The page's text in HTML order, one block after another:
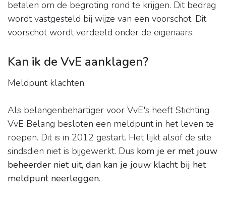
betalen om de begroting rond te krijgen. Dit bedrag
wordt vastgesteld bij wijze van een voorschot. Dit
voorschot wordt verdeeld onder de eigenaars.
Kan ik de VvE aanklagen?
Meldpunt klachten
Als belangenbehartiger voor VvE's heeft Stichting
VvE Belang besloten een meldpunt in het leven te
roepen. Dit is in 2012 gestart. Het lijkt alsof de site
sindsdien niet is bijgewerkt. Dus kom je er met jouw
beheerder niet uit, dan kan je jouw klacht bij het
meldpunt neerleggen.